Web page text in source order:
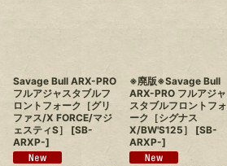
Savage Bull ARX-PRO
フルアジャスタブルフ
ロントフォーク［グリ
ファス/X FORCE/マジ
ェスティS］
[SB-
ARXP-]
※廃版※Savage Bull
ARX-PRO フルアジャ
スタブルフロントフォ
ーク［シグナス
X/BW'S125］
[SB-
ARXP-]